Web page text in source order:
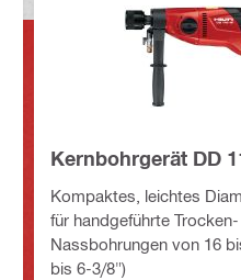
Kernbohrgerät DD
Kompaktes, leichtes
für handgeführte
Nassbohrungen von 16
bis 6-3/8")